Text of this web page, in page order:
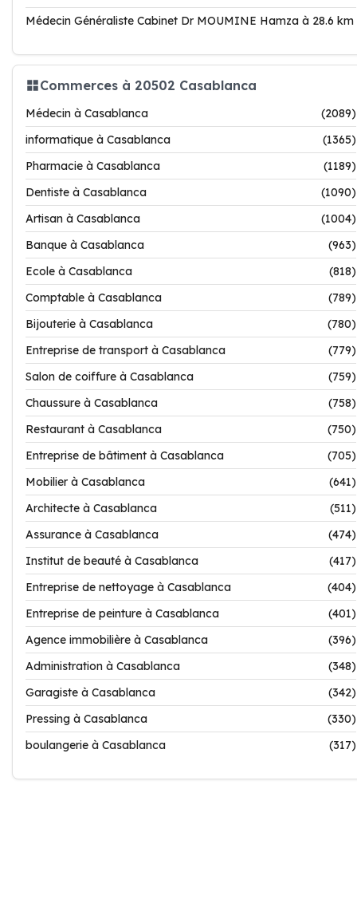
Médecin Généraliste Cabinet Dr MOUMINE Hamza à 28.6 km
Commerces à 20502 Casablanca
Médecin à Casablanca
(2089)
informatique à Casablanca
(1365)
Pharmacie à Casablanca
(1189)
Dentiste à Casablanca
(1090)
Artisan à Casablanca
(1004)
Banque à Casablanca
(963)
Ecole à Casablanca
(818)
Comptable à Casablanca
(789)
Bijouterie à Casablanca
(780)
Entreprise de transport à Casablanca
(779)
Salon de coiffure à Casablanca
(759)
Chaussure à Casablanca
(758)
Restaurant à Casablanca
(750)
Entreprise de bâtiment à Casablanca
(705)
Mobilier à Casablanca
(641)
Architecte à Casablanca
(511)
Assurance à Casablanca
(474)
Institut de beauté à Casablanca
(417)
Entreprise de nettoyage à Casablanca
(404)
Entreprise de peinture à Casablanca
(401)
Agence immobilière à Casablanca
(396)
Administration à Casablanca
(348)
Garagiste à Casablanca
(342)
Pressing à Casablanca
(330)
boulangerie à Casablanca
(317)